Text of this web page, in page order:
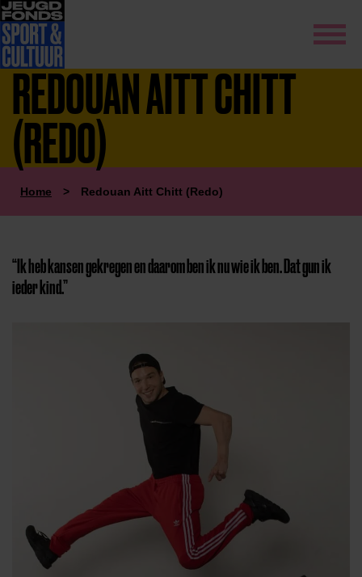
REDOUAN AITT CHITT
(REDO)
Home > Redouan Aitt Chitt (Redo)
“Ik heb kansen gekregen en daarom ben ik nu wie ik ben. Dat gun ik
ieder kind.”